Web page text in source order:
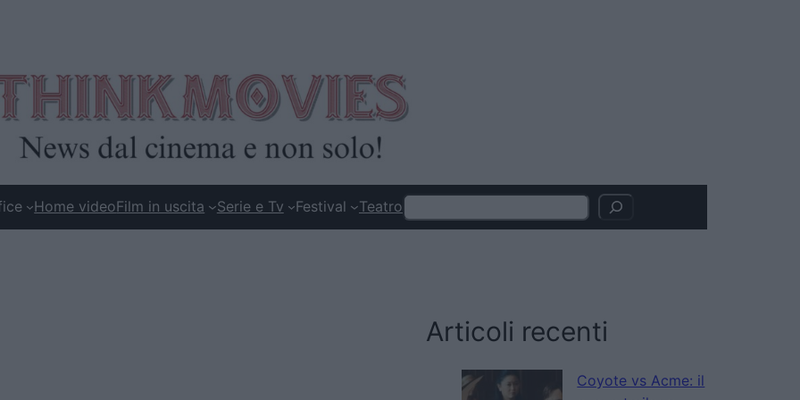
Home videoFilm in uscita Serie e Tv Festival TeatroSearch
Articoli recenti
Coyote vs Acme: il